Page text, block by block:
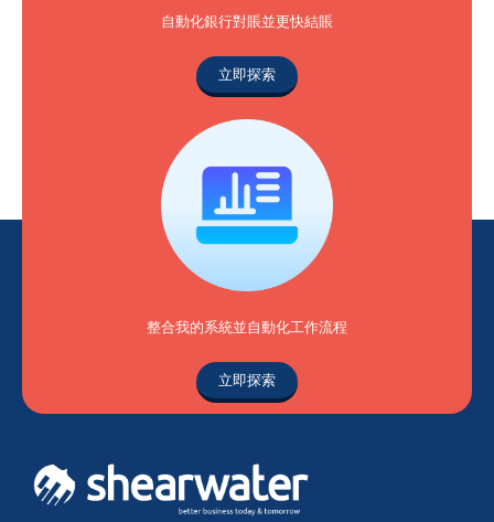
自動化銀行對賬並更快結賬
立即探索
整合我的系統並自動化工作流程
立即探索